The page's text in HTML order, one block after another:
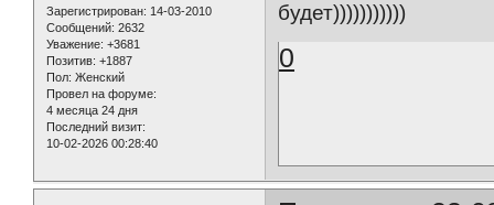
Зарегистрирован: 14-03-2010
Сообщений: 2632
Уважение: +3681
Позитив: +1887
Пол: Женский
Провел на форуме:
4 месяца 24 дня
Последний визит:
10-02-2026 00:28:40
будет)))))))))))
0